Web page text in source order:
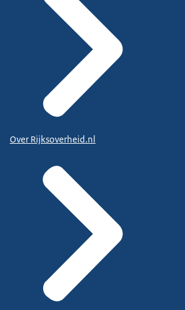
Over Rijksoverheid.nl